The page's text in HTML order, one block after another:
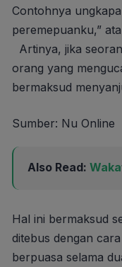
Contohnya
peremepuanku,”
Artinya, jika
orang yang
bermaksud
Sumber: Nu Online
Also Read:
Hal ini bermaksud
ditebus dengan
berpuasa selama